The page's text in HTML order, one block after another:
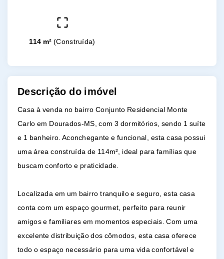
114 m² (Construída)
Descrição do imóvel
Casa à venda no bairro Conjunto Residencial Monte
Carlo em Dourados-MS, com 3 dormitórios, sendo 1 suíte
e 1 banheiro. Aconchegante e funcional, esta casa possui
uma área construída de 114m², ideal para famílias que
buscam conforto e praticidade.
Localizada em um bairro tranquilo e seguro, esta casa
conta com um espaço gourmet, perfeito para reunir
amigos e familiares em momentos especiais. Com uma
excelente distribuição dos cômodos, esta casa oferece
todo o espaço necessário para uma vida confortável e